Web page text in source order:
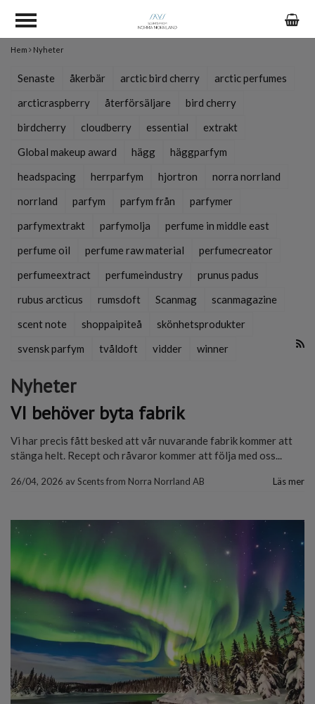
Hem Nyheter
Senaste åkerbär arctic bird cherry
arctic perfumes
arcticraspberry
återförsäljare
bird cherry
birdcherry
cloudberry essential
extrakt
Global makeup award
hägg
häggparfym
headspacing
herrparfym hjortron
norra norrland
norrland
parfym parfym från
parfymer
parfymextrakt
parfymolja
perfume in middle east
perfume oil
perfume raw material
perfumecreator
perfumeextract
perfumeindustry
prunus padus
rubus arcticus
rumsdoft Scanmag
scanmagazine
scent note
shoppaipiteå
skönhetsprodukter
svensk parfym
tvåldoft vidder winner
Nyheter
VI behöver byta fabrik
Vi har precis fått besked att vår nuvarande fabrik kommer att
stänga helt. Recept och råvaror kommer att följa med oss...
26/04, 2026 avScents from Norra Norrland AB Läs mer